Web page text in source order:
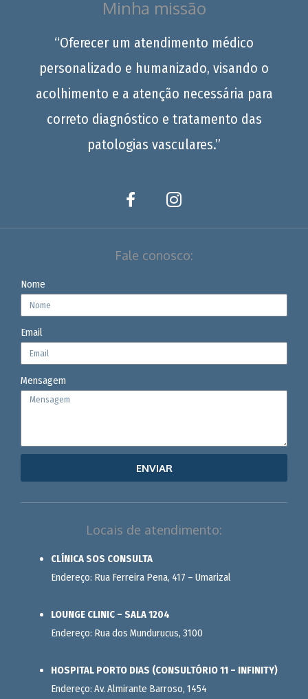
Minha missão
“Oferecer um atendimento médico
personalizado e humanizado, visando o
acolhimento e a atenção necessária para
correto diagnóstico e tratamento das
patologias vasculares.”
Fale conosco:
Nome
Email
Mensagem
ENVIAR
Locais de atendimento:
CLÍNICA SOS CONSULTA
Endereço: Rua Ferreira Pena, 417 – Umarizal
LOUNGE CLINIC – SALA 1204
Endereço: Rua dos Mundurucus, 3100
HOSPITAL PORTO DIAS (CONSULTÓRIO 11 – INFINITY)
Endereço: Av. Almirante Barroso, 1454